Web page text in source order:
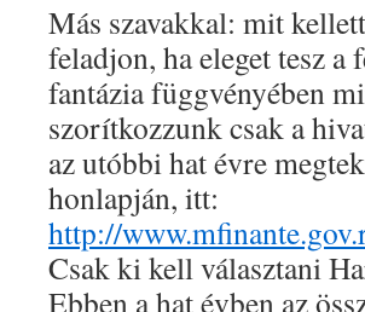
Más szavakkal: mit
feladjon, ha eleget tesz
fantázia függvényében
szorítkozzunk csak a
az utóbbi hat évre
honlapján, itt:
http://
Csak ki kell választani
Ebben a hat évben az